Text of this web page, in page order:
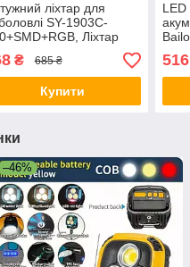
ліхтар для
SY-1903C-
Ліхтар
з
лампою LI-
₴ 685 ₴
Купити
LED
P50
33
516
–46%